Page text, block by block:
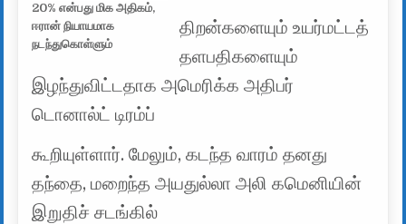
20% என்பது மிக அதிகம்,
ஈரான் நியாயமாக
நடந்துகொள்ளும்
திறன்களையும் உயர்மட்டத்
தளபதிகளையும்
இழந்துவிட்டதாக அமெரிக்க அதிபர்
டொனால்ட் டிரம்ப்
கூறியுள்ளார். மேலும், கடந்த வாரம் தனது
தந்தை, மறைந்த அயதுல்லா அலி கமெனியின்
இறுதிச் சடங்கில்